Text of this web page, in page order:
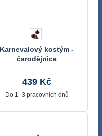
Karnevalový kostým -
čarodějnice
439 Kč
Do 1–3 pracovních dnů